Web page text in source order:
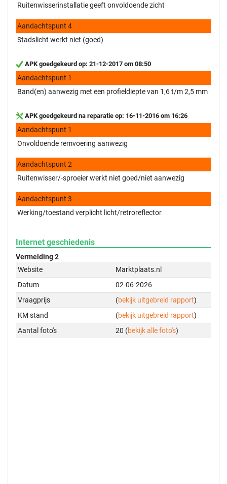
Ruitenwisserinstallatie geeft onvoldoende zicht
Aandachtspunt 4
Stadslicht werkt niet (goed)
APK goedgekeurd op: 21-12-2017 om 08:50
Aandachtspunt 1
Band(en) aanwezig met een profieldiepte van 1,6 t/m 2,5 mm
APK goedgekeurd na reparatie op: 16-11-2016 om 16:26
Aandachtspunt 1
Onvoldoende remvoering aanwezig
Aandachtspunt 2
Ruitenwisser/-sproeier werkt niet goed/niet aanwezig
Aandachtspunt 3
Werking/toestand verplicht licht/retroreflector
Internet geschiedenis
Vermelding 2
Website
Marktplaats.nl
Datum
02-06-2026
Vraagprijs
(bekijk uitgebreid rapport)
KM stand
(bekijk uitgebreid rapport)
Aantal foto's
20 (bekijk alle foto's)